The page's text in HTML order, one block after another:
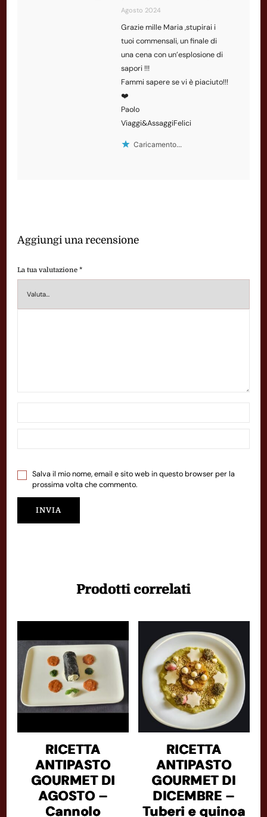
Agosto 2024
Grazie mille Maria ,stupirai i
tuoi commensali, un finale di
una cena con un’esplosione di
sapori !!!
Fammi sapere se vi è piaciuto!!!
❤️
Paolo
Viaggi&AssaggiFelici
Caricamento...
Aggiungi una recensione
La tua valutazione *
Salva il mio nome, email e sito web in questo browser per la
prossima volta che commento.
Prodotti correlati
RICETTA
ANTIPASTO
GOURMET DI
AGOSTO –
Cannolo
RICETTA
ANTIPASTO
GOURMET DI
DICEMBRE –
Tuberi e quinoa